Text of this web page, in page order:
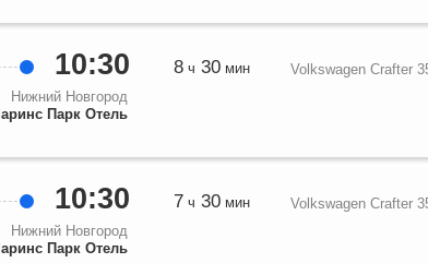
10:30
Нижний Новгород
Парк Отель
8ч 30мин Volkswagen Crafter
10:30
Нижний Новгород
Парк Отель
7 ч 30мин Volkswagen Crafter